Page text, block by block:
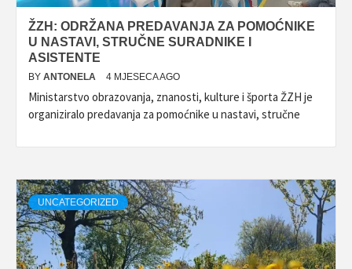
ŽZH: ODRŽANA PREDAVANJA ZA POMOĆNIKE
U NASTAVI, STRUČNE SURADNIKE I
ASISTENTE
BY ANTONELA 4 MJESECA AGO
Ministarstvo obrazovanja, znanosti, kulture i športa ŽZH je
organiziralo predavanja za pomoćnike u nastavi, stručne
UNCATEGORIZED